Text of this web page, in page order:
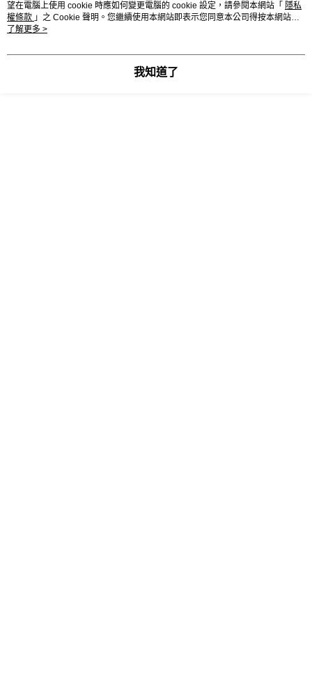
客戶支援中心」https://netprotections.freshdesk.com/support/home
【注意事項】
易，需依本服務之必要範圍內提供個人資料，並將交易相關給付款項請求債
權轉讓予恩沛科技股份有限公司。
２．關於個人資料處理事宜，請瀏覽以下網址：
望在電腦上使用 cookie 時應如何變更電腦的 cookie 設定，請參閱本網站「 隱私
權條款 」之 Cookie 聲明。您繼續使用本網站即表示您同意本公司得按本網站使
用條款之 Cookie 聲明使用 cookie。
了解更多 >
我知道了